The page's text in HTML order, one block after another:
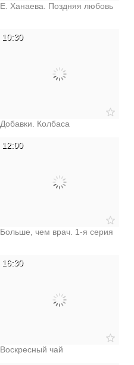
Е. Ханаева. Поздняя любовь
Добавки. Колбаса
10:30
Больше, чем врач. 1-я серия
12:00
Воскресный чай
16:30